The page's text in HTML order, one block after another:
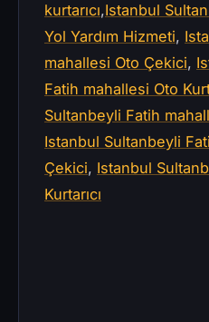
kurtarıcı,Istanbul
Yol Yardım Hizmeti,
mahallesi Oto Çekici,
Fatih mahallesi Oto
Sultanbeyli Fatih
Istanbul Sultanbeyli
Çekici, Istanbul
Kurtarıcı